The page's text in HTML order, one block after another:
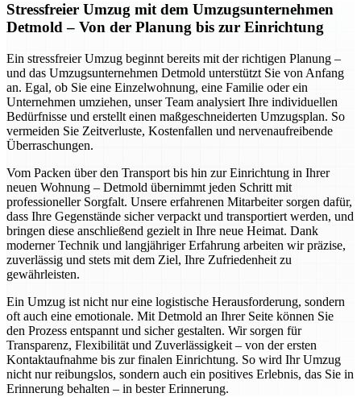
Stressfreier Umzug mit dem Umzugsunternehmen
Detmold – Von der Planung bis zur Einrichtung
Ein stressfreier Umzug beginnt bereits mit der richtigen Planung –
und das Umzugsunternehmen Detmold unterstützt Sie von Anfang
an. Egal, ob Sie eine Einzelwohnung, eine Familie oder ein
Unternehmen umziehen, unser Team analysiert Ihre individuellen
Bedürfnisse und erstellt einen maßgeschneiderten Umzugsplan. So
vermeiden Sie Zeitverluste, Kostenfallen und nervenaufreibende
Überraschungen.
Vom Packen über den Transport bis hin zur Einrichtung in Ihrer
neuen Wohnung – Detmold übernimmt jeden Schritt mit
professioneller Sorgfalt. Unsere erfahrenen Mitarbeiter sorgen dafür,
dass Ihre Gegenstände sicher verpackt und transportiert werden, und
bringen diese anschließend gezielt in Ihre neue Heimat. Dank
moderner Technik und langjähriger Erfahrung arbeiten wir präzise,
zuverlässig und stets mit dem Ziel, Ihre Zufriedenheit zu
gewährleisten.
Ein Umzug ist nicht nur eine logistische Herausforderung, sondern
oft auch eine emotionale. Mit Detmold an Ihrer Seite können Sie
den Prozess entspannt und sicher gestalten. Wir sorgen für
Transparenz, Flexibilität und Zuverlässigkeit – von der ersten
Kontaktaufnahme bis zur finalen Einrichtung. So wird Ihr Umzug
nicht nur reibungslos, sondern auch ein positives Erlebnis, das Sie in
Erinnerung behalten – in bester Erinnerung.